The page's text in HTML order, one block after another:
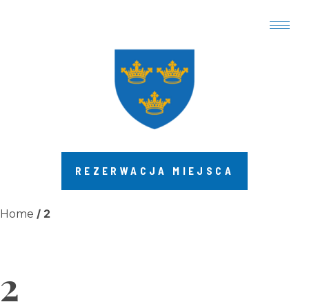
REZERWACJA MIEJSCA
Home / 2
2